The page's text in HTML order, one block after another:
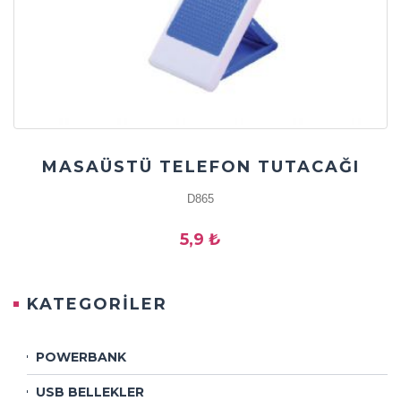
MASAÜSTÜ TELEFON TUTACAĞI
D865
5,9 ₺
KATEGORİLER
POWERBANK
USB BELLEKLER